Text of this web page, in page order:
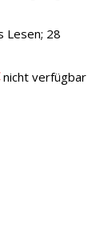
Lesen; 28
nicht verfügbar